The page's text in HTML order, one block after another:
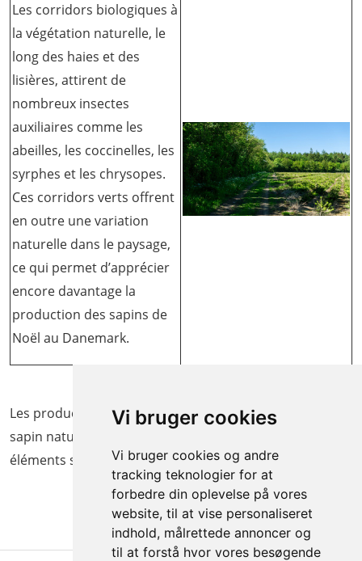
Vi bruger cookies
Vi bruger cookies og andre
tracking teknologier for at
forbedre din oplevelse på vores
website, til at vise personaliseret
indhold, målrettede annoncer og
til at forstå hvor vores besøgende
Les corridors biologiques à
la végétation naturelle, le
long des haies et des
lisières, attirent de
nombreux insectes
auxiliaires comme les
abeilles, les coccinelles, les
syrphes et les chrysopes.
Ces corridors verts offrent
en outre une variation
naturelle dans le paysage,
ce qui permet d’apprécier
encore davantage la
production des sapins de
Noël au Danemark.
Les producteurs de sapins de Noël qui utilisent le logo «
sapin naturel » s’efforcent de mettre en place ces
éléments sur leur terrain.